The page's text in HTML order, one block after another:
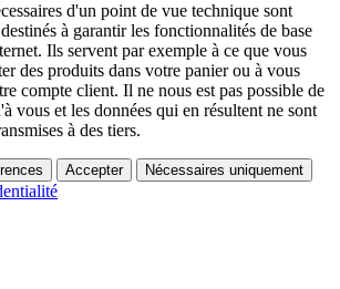
d'un point de vue technique sont
à garantir les fonctionnalités de base
Ils servent par exemple à ce que vous
des produits dans votre panier ou à vous
compte client. Il ne nous est pas possible de
vous et les données qui en résultent ne sont
à des tiers.
Accepter Nécessaires uniquement